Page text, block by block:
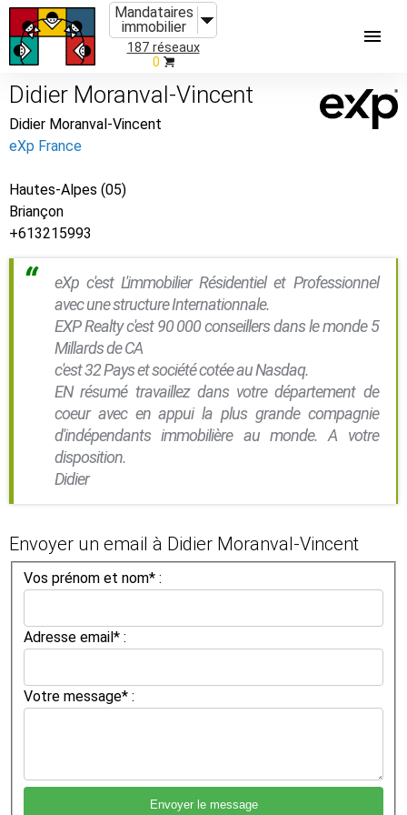
Mandataires
immobilier
187 réseaux
0
Didier Moranval-Vincent
Didier Moranval-Vincent
eXp France
Hautes-Alpes (05)
Briançon
+613215993
eXp c'est L'immobilier Résidentiel et Professionnel
avec une structure Internationnale.
EXP Realty c'est 90 000 conseillers dans le monde 5
Millards de CA
c'est 32 Pays et société cotée au Nasdaq.
EN résumé travaillez dans votre département de
coeur avec en appui la plus grande compagnie
d'indépendants immobilière au monde. A votre
disposition.
Didier
Envoyer un email à Didier Moranval-Vincent
Vos prénom et nom* :
Adresse email* :
Votre message* :